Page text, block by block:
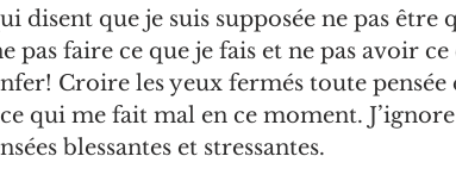
disent que je suis supposée ne pas être
pas faire ce que je fais et ne pas avoir ce
Croire les yeux fermés toute
qui me fait mal en ce moment.
blessantes et stressantes.